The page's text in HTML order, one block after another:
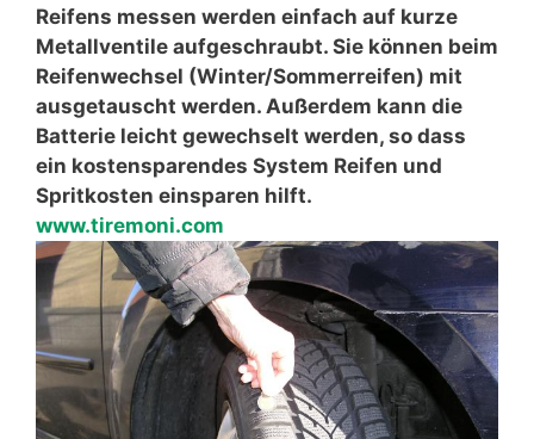
Reifens messen werden einfach auf kurze
Metallventile aufgeschraubt. Sie können beim
Reifenwechsel (Winter/Sommerreifen) mit
ausgetauscht werden. Außerdem kann die
Batterie leicht gewechselt werden, so dass
ein kostensparendes System Reifen und
Spritkosten einsparen hilft.
www.tiremoni.com